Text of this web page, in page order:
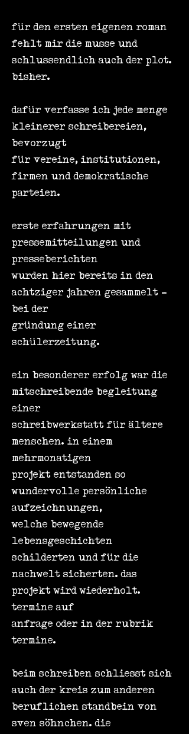
für den ersten eigenen roman
fehlt mir die musse und
schlussendlich auch der plot.
bisher.
dafür verfasse ich jede menge
kleinerer schreibereien,
bevorzugt
für vereine, institutionen,
firmen und demokratische
parteien.
erste erfahrungen mit
pressemitteilungen und
presseberichten
wurden hier bereits in den
achtziger jahren gesammelt -
bei der
gründung einer
schülerzeitung.
ein besonderer erfolg war die
mitschreibende begleitung
einer
schreibwerkstatt für ältere
menschen. in einem
mehrmonatigen
projekt entstanden so
wundervolle persönliche
aufzeichnungen,
welche bewegende
lebensgeschichten
schilderten und für die
nachwelt sicherten. das
projekt wird wiederholt.
termine auf
anfrage oder in der rubrik
termine.
beim schreiben schliesst sich
auch der kreis zum anderen
beruflichen standbein von
sven söhnchen. die